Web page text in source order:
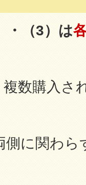
・（3）は
数購入さ
側に関わら